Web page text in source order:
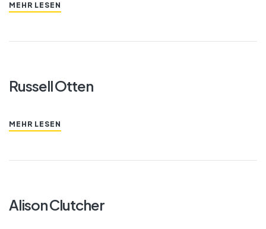
MEHR LESEN
Russell Otten
MEHR LESEN
Alison Clutcher